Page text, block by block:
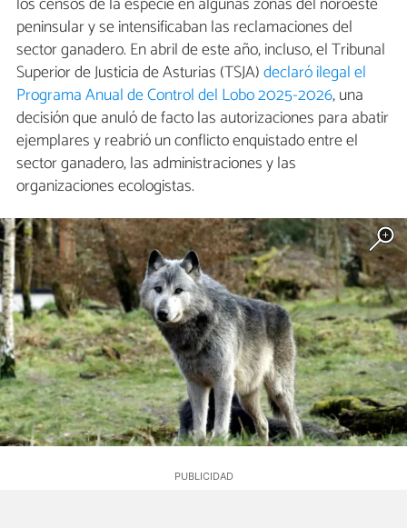
peninsular y se intensificaban las reclamaciones del
sector ganadero. En abril de este año, incluso, el Tribunal
Superior de Justicia de Asturias (TSJA)declaró ilegal el
Programa Anual de Control del Lobo 2025-2026, una
decisión que anuló de facto las autorizaciones para abatir
ejemplares y reabrió un conflicto enquistado entre el
sector ganadero, las administraciones y las
organizaciones ecologistas.